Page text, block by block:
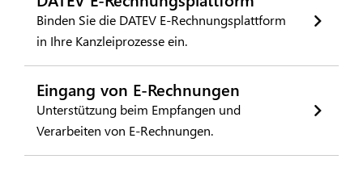
Binden Sie die DATEV E-Rechnungsplattform
in Ihre Kanzleiprozesse ein.
Eingang von E-Rechnungen
Unterstützung beim Empfangen und
Verarbeiten von E-Rechnungen.